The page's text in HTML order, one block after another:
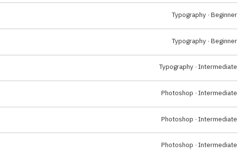
Typography · Beginner
Typography · Beginner
Typography · Intermediate
Photoshop · Intermediate
Photoshop · Intermediate
Photoshop · Intermediate